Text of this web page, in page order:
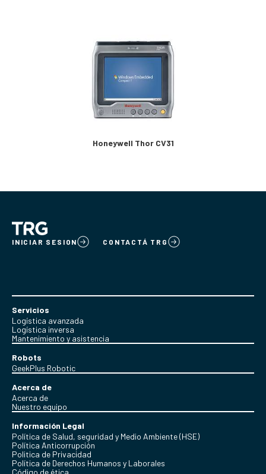
Honeywell Thor CV31
INICIAR SESION CONTACTÁ TRG
Servicios
Logística avanzada
Logística inversa
Mantenimiento y asistencia
Robots
GeekPlus Robotic
Acerca de
Acerca de
Nuestro equipo
Información Legal
Política de Salud, seguridad y Medio Ambiente (HSE)
Política Anticorrupción
Politica de Privacidad
Política de Derechos Humanos y Laborales
Código de ética